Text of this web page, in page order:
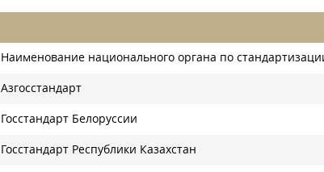
Наименование национального органа по
Азгосстандарт
Госстандарт Белоруссии
Госстандарт Республики Казахстан